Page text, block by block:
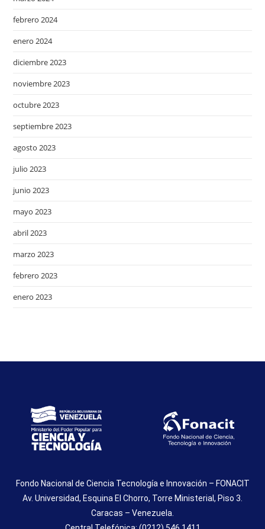
febrero 2024
enero 2024
diciembre 2023
noviembre 2023
octubre 2023
septiembre 2023
agosto 2023
julio 2023
junio 2023
mayo 2023
abril 2023
marzo 2023
febrero 2023
enero 2023
Fondo Nacional de Ciencia Tecnología e Innovación – FONACIT
Av. Universidad, Esquina El Chorro, Torre Ministerial, Piso 3.
Caracas – Venezuela.